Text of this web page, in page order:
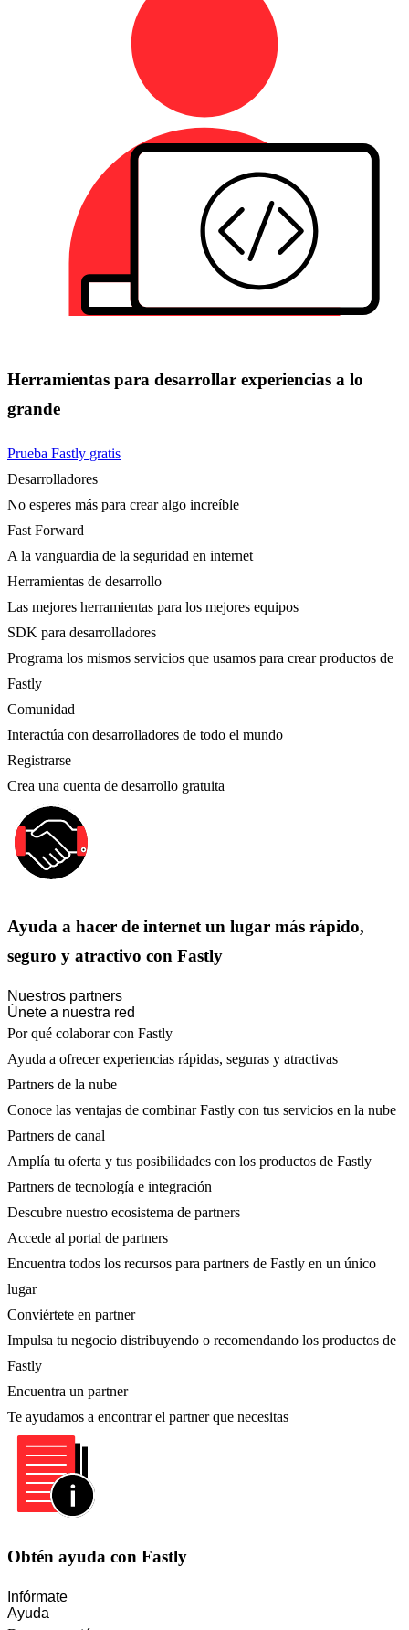
Herramientas para desarrollar experiencias a lo
grande
Prueba Fastly gratis
Desarrolladores
No esperes más para crear algo increíble
Fast Forward
A la vanguardia de la seguridad en internet
Herramientas de desarrollo
Las mejores herramientas para los mejores equipos
SDK para desarrolladores
Programa los mismos servicios que usamos para crear productos de
Fastly
Comunidad
Interactúa con desarrolladores de todo el mundo
Registrarse
Crea una cuenta de desarrollo gratuita
Ayuda a hacer de internet un lugar más rápido,
seguro y atractivo con Fastly
Nuestros partners
Únete a nuestra red
Por qué colaborar con Fastly
Ayuda a ofrecer experiencias rápidas, seguras y atractivas
Partners de la nube
Conoce las ventajas de combinar Fastly con tus servicios en la nube
Partners de canal
Amplía tu oferta y tus posibilidades con los productos de Fastly
Partners de tecnología e integración
Descubre nuestro ecosistema de partners
Accede al portal de partners
Encuentra todos los recursos para partners de Fastly en un único
lugar
Conviértete en partner
Impulsa tu negocio distribuyendo o recomendando los productos de
Fastly
Encuentra un partner
Te ayudamos a encontrar el partner que necesitas
Obtén ayuda con Fastly
Infórmate
Ayuda